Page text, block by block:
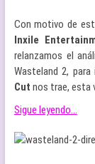
Con motivo de
Inxile
relanzamos el
Wasteland 2,
Cut nos trae, esta
Sigue leyendo…